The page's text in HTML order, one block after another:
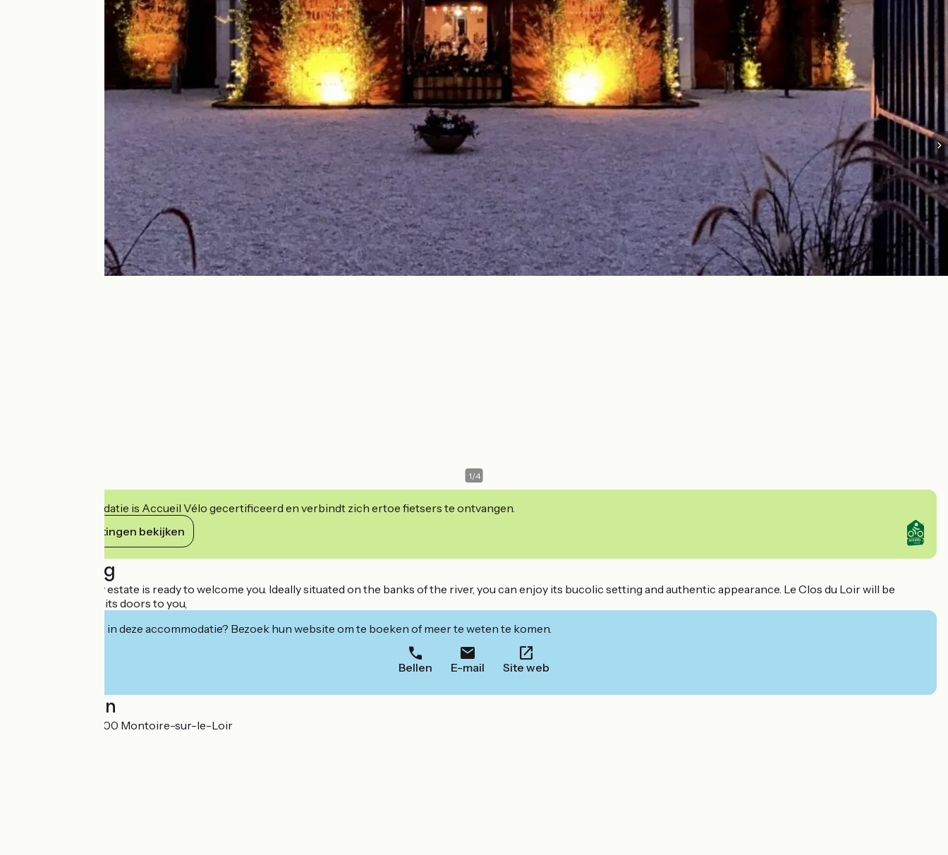
1/4
Deze accommodatie is Accueil Vélo gecertificeerd en verbindt zich ertoe fietsers te ontvangen.
Haar verplichtingen bekijken
Beschrijving
This 19th-century estate is ready to welcome you. Ideally situated on the banks of the river, you can enjoy its bucolic setting and authentic appearance. Le Clos du Loir will be
delighted to open its doors to you,
Geïnteresseerd in deze accommodatie? Bezoek hun website om te boeken of meer te weten te komen.
Bellen E-mail Site web
Localisation
10 Rue du Loir 41800 Montoire-sur-le-Loir